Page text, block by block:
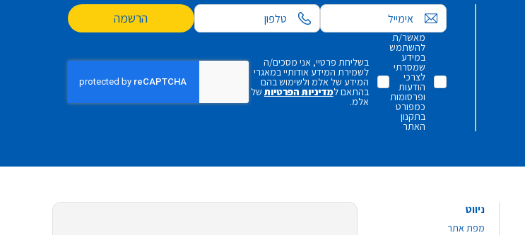
אימייל הרשמה
מאשר/ת
להשתמש
במידע
שמסרתי
לצרכי
הודעות
ופרסומות
כמפורט
בתקנון
האתר
בשליחת פרטיי, אני מסכים/ה
לשמירת המידע אודותיי במאגרי
המידע של אלמ ולשימוש בהם
בהתאם למדיניות הפרטיות של
אלמ.
ניווט
מפת אתר